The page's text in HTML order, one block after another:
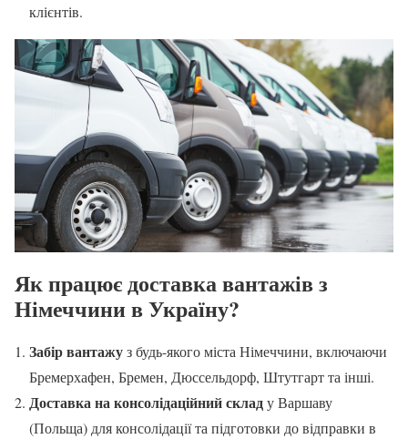
клієнтів.
Як працює доставка вантажів з
Німеччини в Україну?
Забір вантажуз будь-якого міста Німеччини, включаючи
Бремерхафен, Бремен, Дюссельдорф, Штутгарт та інші.
Доставка на консолідаційний складу Варшаву
(Польща) для консолідації та підготовки до відправки в